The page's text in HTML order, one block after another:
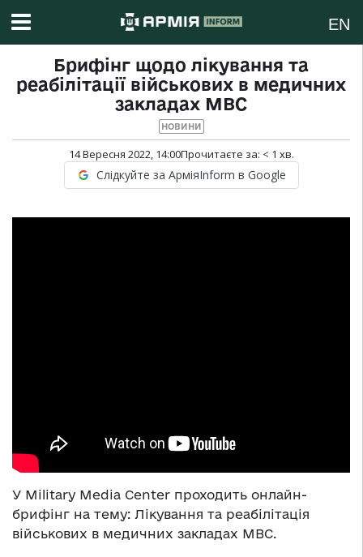
EN
Брифінг щодо лікування та
реабілітації військових в медичних
закладах МВС
НОВИНИ
14 Вересня 2022, 14:00Прочитаєте за: < 1 хв.
Слідкуйте за АрміяInform в Google
У Military Media Center проходить онлайн-
брифінг на тему: Лікування та реабілітація
військових в медичних закладах МВС.